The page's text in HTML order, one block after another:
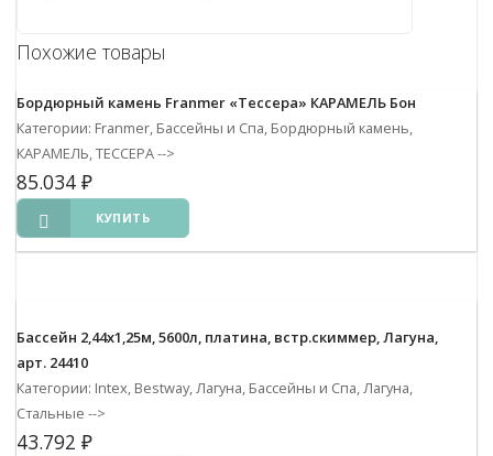
Похожие товары
Бордюрный камень Franmer «Тессера» КАРАМЕЛЬ Бон
Категории: Franmer, Бассейны и Спа, Бордюрный камень,
КАРАМЕЛЬ, ТЕССЕРА-->
85.034 ₽
КУПИТЬ
Бассейн 2,44х1,25м, 5600л, платина, встр.скиммер, Лагуна,
арт. 24410
Категории: Intex, Bestway, Лагуна, Бассейны и Спа, Лагуна,
Стальные -->
43.792 ₽